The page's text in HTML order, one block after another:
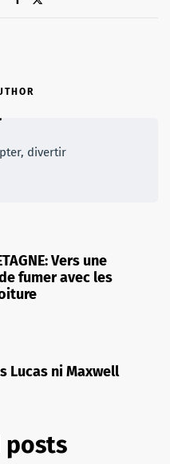
divertir
Vers une
fumer avec les
Lucas ni Maxwell
posts